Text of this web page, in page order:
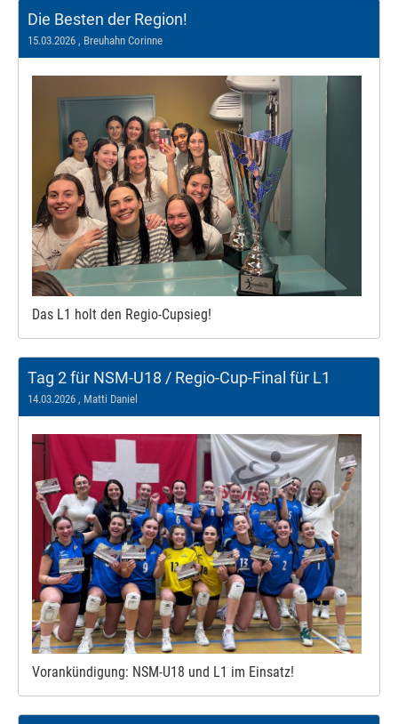
Die Besten der Region!
15.03.2026 , Breuhahn Corinne
Das L1 holt den Regio-Cupsieg!
Tag 2 für NSM-U18 / Regio-Cup-Final für L1
14.03.2026 , Matti Daniel
Vorankündigung: NSM-U18 und L1 im Einsatz!